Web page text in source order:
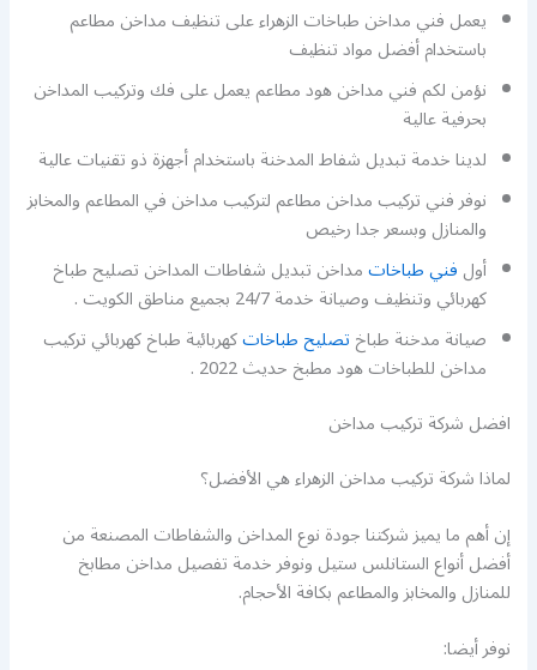
يعمل فني مداخن طباخات الزهراء على تنظيف مداخن مطاعم
باستخدام أفضل مواد تنظيف
نؤمن لكم فني مداخن هود مطاعم يعمل على فك وتركيب المداخن
بحرفية عالية
لدينا خدمة تبديل شفاط المدخنة باستخدام أجهزة ذو تقنيات عالية
نوفر فني تركيب مداخن مطاعم لتركيب مداخن في المطاعم والمخابز
والمنازل وبسعر جدا رخيص
أولفني طباخاتمداخن تبديل شفاطات المداخن تصليح طباخ
كهربائي وتنظيف وصيانة خدمة 24/7 بجميع مناطق الكويت .
صيانة مدخنة طباختصليح طباخاتكهربائية طباخ كهربائي تركيب
مداخن للطباخات هود مطبخ حديث 2022 .
افضل شركة تركيب مداخن
لماذا شركة تركيب مداخن الزهراء هي الأفضل؟
إن أهم ما يميز شركتنا جودة نوع المداخن والشفاطات المصنعة من
أفضل أنواع الستانلس ستيل ونوفر خدمة تفصيل مداخن مطابخ
للمنازل والمخابز والمطاعم بكافة الأحجام.
نوفر أيضا: